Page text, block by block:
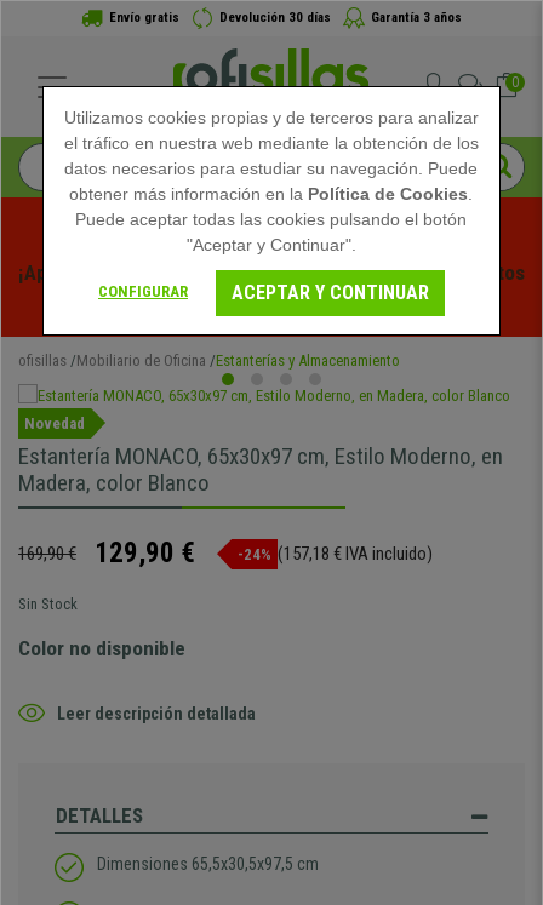
Envío gratis Devolución 30 días Garantía 3 años
0
¡Aprovecha las Rebajas de Verano en Ofisillas! Descuentos
Exclusivos por Tiempo Limitado - Ver Promo
ofisillas Mobiliario de Oficina Estanterías y Almacenamiento
Novedad
Estantería MONACO, 65x30x97 cm, Estilo Moderno, en
Madera, color Blanco
169,90 € 129,90 € -24% (157,18 € IVA incluido)
Sin Stock
Color no disponible
Leer descripción detallada
DETALLES
Dimensiones 65,5x30,5x97,5 cm
Utilizamos cookies propias y de terceros para analizar
el tráfico en nuestra web mediante la obtención de los
datos necesarios para estudiar su navegación. Puede
obtener más información en la Política de Cookies
Puede aceptar todas las cookies pulsando el botón
"Aceptar y Continuar".
CONFIGURAR ACEPTAR Y CONTINUAR